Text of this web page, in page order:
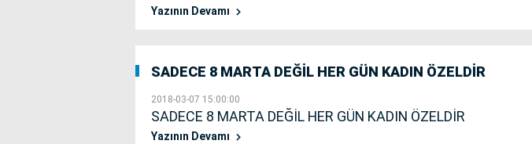
Yazının Devamı
SADECE 8 MARTA DEĞİL HER GÜN KADIN ÖZELDİR
2018-03-07 15:00:00
SADECE 8 MARTA DEĞİL HER GÜN KADIN ÖZELDİR
Yazının Devamı